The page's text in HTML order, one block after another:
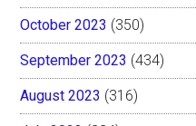
October 2023 (350)
September 2023 (434)
August 2023 (316)